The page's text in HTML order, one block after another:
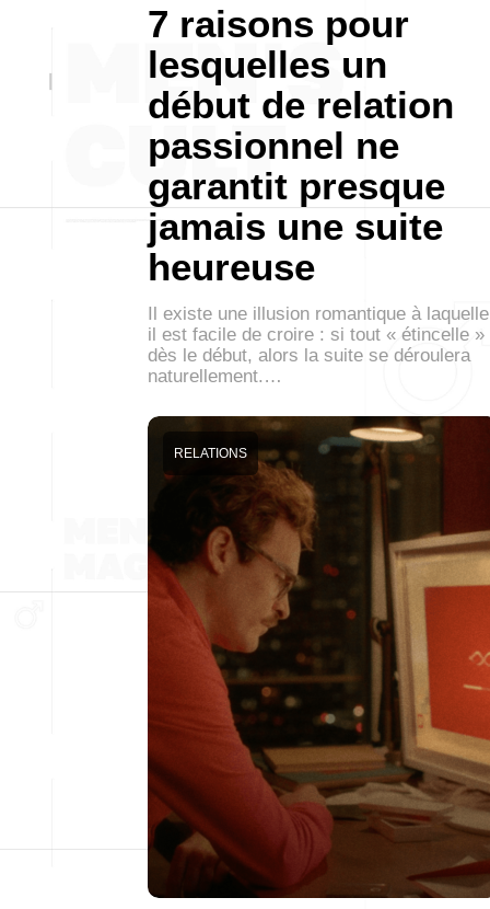
7 raisons pour
lesquelles un
début de relation
passionnel ne
garantit presque
jamais une suite
heureuse
Il existe une illusion romantique à laquelle
il est facile de croire : si tout « étincelle »
dès le début, alors la suite se déroulera
naturellement.…
RELATIONS